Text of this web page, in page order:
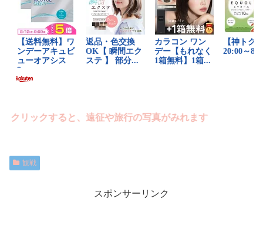
ックすると、遠征や旅行の写真がみれます
観戦
スポンサーリンク